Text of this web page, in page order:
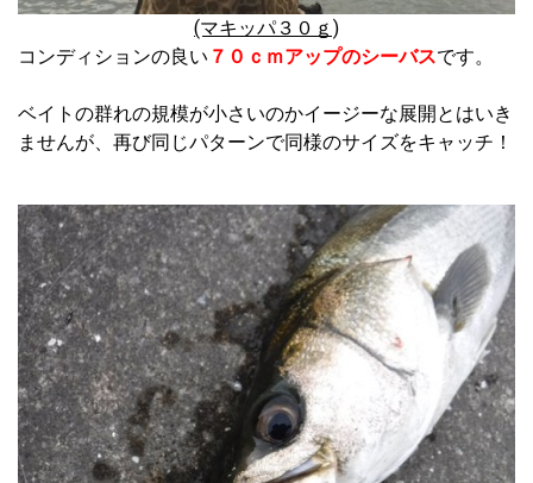
(マキッパ３０ｇ)
コンディションの良い ７０ｃｍアップのシーバスです。
ベイトの群れの規模が小さいのかイージーな展開とはいき
ませんが、再び同じパターンで同様のサイズをキャッチ！